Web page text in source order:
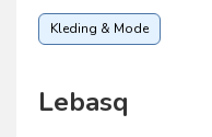
Kleding & Mode
Lebasq